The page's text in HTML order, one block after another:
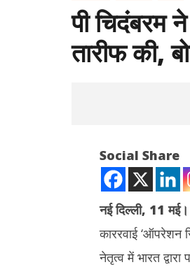
पी चिदंबरम
तारीफ की,
NOW
Social Share
नई दिल्ली, 11 मई।
काररवाई ‘ऑपरेशन
नेतृत्व में भारत